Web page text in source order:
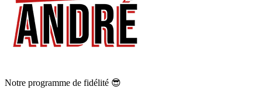
Notre programme de fidélité 😎